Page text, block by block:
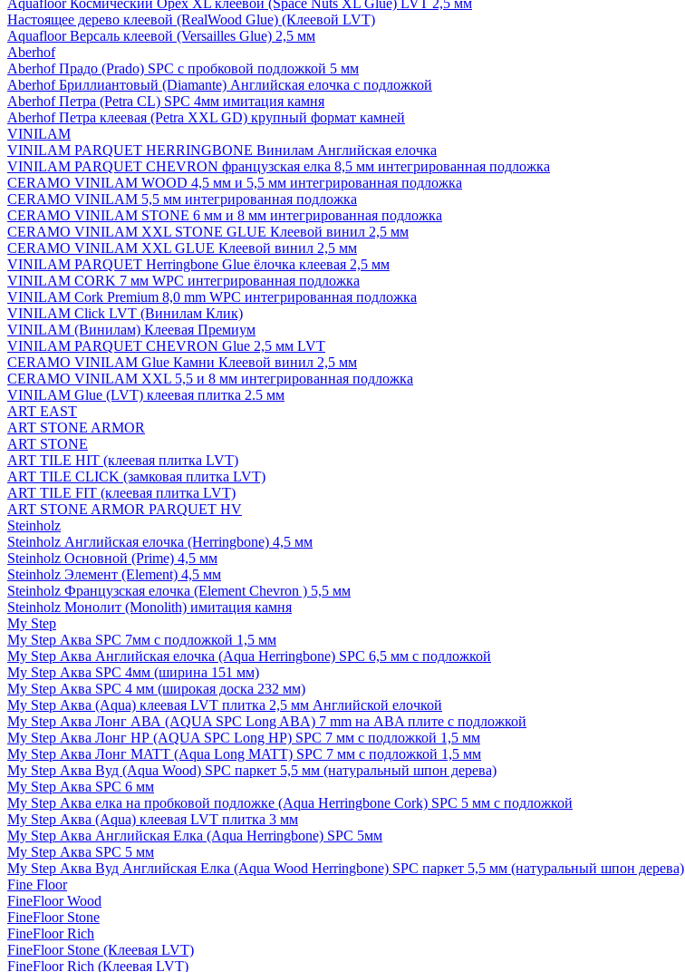
Aquafloor Космический Орех XL клеевой (Space Nuts XL Glue) LVT 2,5 мм
Настоящее дерево клеевой (RealWood Glue) (Клеевой LVT)
Aquafloor Версаль клеевой (Versailles Glue) 2,5 мм
Aberhof
Aberhof Прадо (Prado) SPC с пробковой подложкой 5 мм
Aberhof Бриллиантовый (Diamante) Английская елочка с подложкой
Aberhof Петра (Petra CL) SPC 4мм имитация камня
Aberhof Петра клеевая (Petra XXL GD) крупный формат камней
VINILAM
VINILAM PARQUET HERRINGBONE Винилам Английская елочка
VINILAM PARQUET CHEVRON французская елка 8,5 мм интегрированная подложка
CERAMO VINILAM WOOD 4,5 мм и 5,5 мм интегрированная подложка
CERAMO VINILAM 5,5 мм интегрированная подложка
CERAMO VINILAM STONE 6 мм и 8 мм интегрированная подложка
CERAMO VINILAM XXL STONE GLUE Клеевой винил 2,5 мм
CERAMO VINILAM XXL GLUE Клеевой винил 2,5 мм
VINILAM PARQUET Herringbone Glue ёлочка клеевая 2,5 мм
VINILAM CORK 7 мм WPC интегрированная подложка
VINILAM Cork Premium 8,0 mm WPC интегрированная подложка
VINILAM Click LVT (Винилам Клик)
VINILAM (Винилам) Клеевая Премиум
VINILAM PARQUET CHEVRON Glue 2,5 мм LVT
CERAMO VINILAM Glue Камни Клеевой винил 2,5 мм
CERAMO VINILAM XXL 5,5 и 8 мм интегрированная подложка
VINILAM Glue (LVT) клеевая плитка 2.5 мм
ART EAST
ART STONE ARMOR
ART STONE
ART TILE HIT (клеевая плитка LVT)
ART TILE CLICK (замковая плитка LVT)
ART TILE FIT (клеевая плитка LVT)
ART STONE ARMOR PARQUET HV
Steinholz
Steinholz Английская елочка (Herringbone) 4,5 мм
Steinholz Основной (Prime) 4,5 мм
Steinholz Элемент (Element) 4,5 мм
Steinholz Французская елочка (Element Chevron ) 5,5 мм
Steinholz Монолит (Monolith) имитация камня
My Step
My Step Аква SPC 7мм c подложкой 1,5 мм
My Step Аква Английская елочка (Aqua Herringbone) SPC 6,5 мм с подложкой
My Step Аква SPC 4мм (ширина 151 мм)
My Step Аква SPC 4 мм (широкая доска 232 мм)
My Step Аква (Aqua) клеевая LVT плитка 2,5 мм Английской елочкой
My Step Аква Лонг АВА (AQUA SPC Long ABA) 7 mm на ABA плите с подложкой
My Step Аква Лонг НР (AQUA SPC Long HP) SPC 7 мм с подложкой 1,5 мм
My Step Аква Лонг MATT (Aqua Long MATT) SPC 7 мм с подложкой 1,5 мм
My Step Аква Вуд (Aqua Wood) SPC паркет 5,5 мм (натуральный шпон дерева)
My Step Аква SPC 6 мм
My Step Аква елка на пробковой подложке (Aqua Herringbone Cork) SPC 5 мм с подложкой
My Step Аква (Aqua) клеевая LVT плитка 3 мм
My Step Аква Английская Елка (Aqua Herringbone) SPC 5мм
My Step Аква SPC 5 мм
My Step Аква Вуд Английская Елка (Aqua Wood Herringbone) SPC паркет 5,5 мм (натуральный шпон дерева)
Fine Floor
FineFloor Wood
FineFloor Stone
FineFloor Rich
FineFloor Stone (Клеевая LVT)
FineFloor Rich (Клеевая LVT)